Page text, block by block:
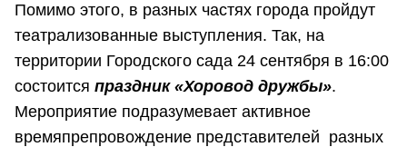
Помимо этого, в разных частях города пройдут
театрализованные выступления. Так, на
территории Городского сада 24 сентября в 16:00
состоится праздник «Хоровод дружбы».
Мероприятие подразумевает активное
времяпрепровождение представителей разных